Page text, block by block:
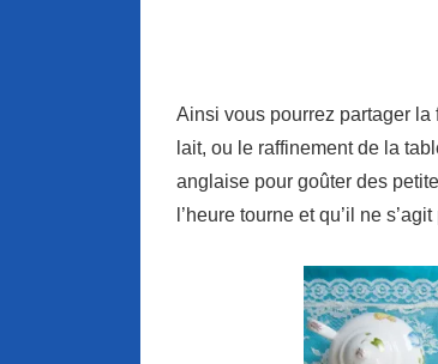
Ainsi vous pourrez partager la
lait, ou le raffinement de la
anglaise pour goûter des
l’heure tourne et qu’il ne